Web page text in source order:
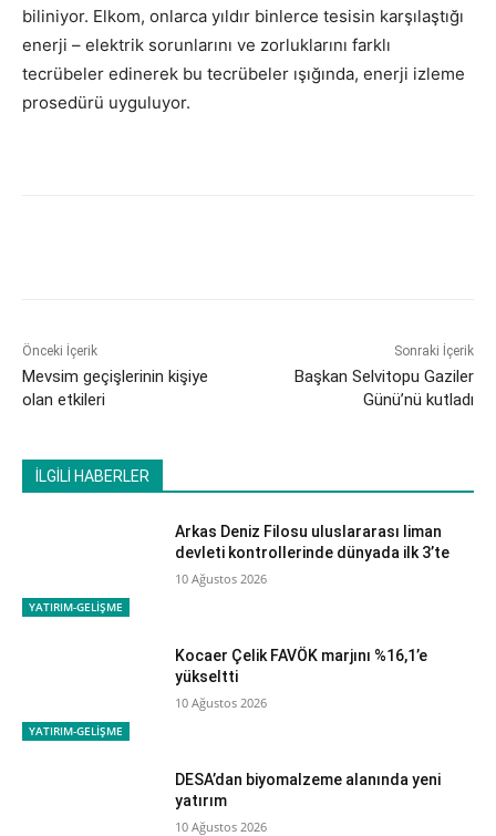
biliniyor. Elkom, onlarca yıldır binlerce tesisin karşılaştığı
enerji – elektrik sorunlarını ve zorluklarını farklı
tecrübeler edinerek bu tecrübeler ışığında, enerji izleme
prosedürü uyguluyor.
Önceki İçerik
Mevsim geçişlerinin kişiye
olan etkileri
Sonraki İçerik
Başkan Selvitopu Gaziler
Günü’nü kutladı
İLGİLİ HABERLER
YATIRIM-GELİŞME
Arkas Deniz Filosu uluslararası liman
devleti kontrollerinde dünyada ilk 3’te
10 Ağustos 2026
YATIRIM-GELİŞME
Kocaer Çelik FAVÖK marjını %16,1’e
yükseltti
10 Ağustos 2026
DESA’dan biyomalzeme alanında yeni
yatırım
10 Ağustos 2026